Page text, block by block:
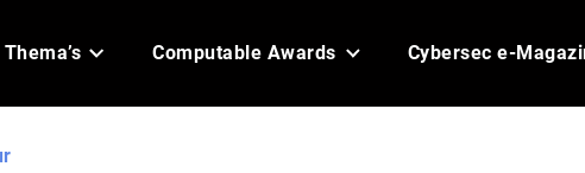
Thema’s Computable Awards Cybersec e-